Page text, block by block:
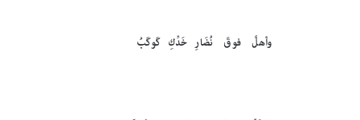
وأهلَّ فوقَ نُضَارِ خَدِّكِ كَوكَبُ